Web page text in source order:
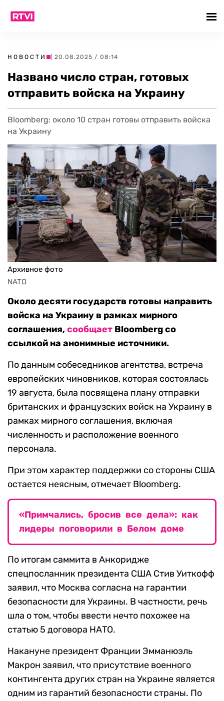
НОВОСТИ | 20.08.2025 / 08:14
Названо число стран, готовых
отправить войска на Украину
Bloomberg: около 10 стран готовы отправить войска
на Украину
Архивное фото
NATO
Около десяти государств готовы направить
войска на Украину в рамках мирного
соглашения,сообщает Bloomberg со
ссылкой на анонимные источники.
По данным собеседников агентства, встреча
европейских чиновников, которая состоялась
19 августа, была посвящена плану отправки
британских и французских войск на Украину в
рамках мирного соглашения, включая
численность и расположение военного
персонала.
При этом характер поддержки со стороны США
остается неясным, отмечает Bloomberg.
«Примчались, бросив все дела»: как
лидеры поговорили в Белом доме
По итогам саммита в Анкоридже
спецпосланник президента США Стив Уиткофф
заявил, что Москва согласна на гарантии
безопасности для Украины. В частности, речь
шла о том, чтобы ввести нечто похожее на
статью 5 договора НАТО.
Накануне президент Франции Эмманюэль
Макрон заявил, что присутствие военного
контингента других стран на Украине является
одним из гарантий безопасности страны. По